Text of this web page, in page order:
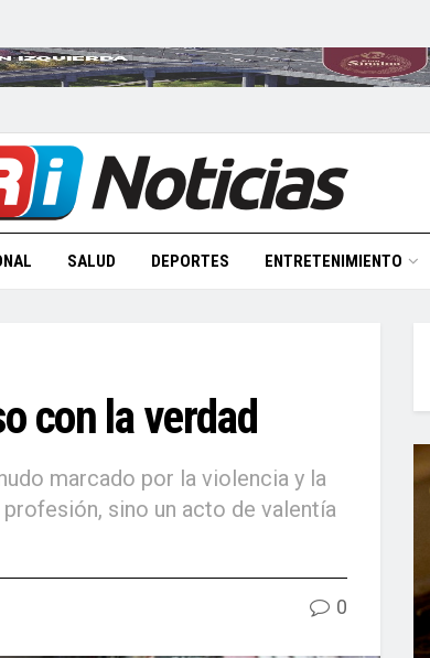
SALUD DEPORTES ENTRETENIMIENTO
con la verdad
marcado por la violencia y la
sino un acto de valentía
0